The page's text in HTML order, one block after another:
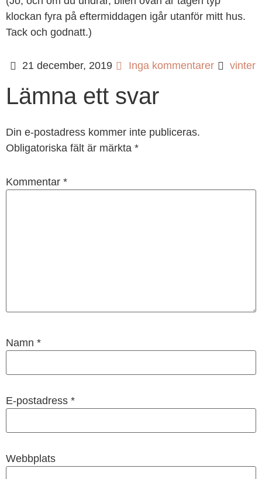
klockan fyra på eftermiddagen igår utanför mitt hus.
Tack och godnatt.)
21 december, 2019 Inga kommentarer vinter
Lämna ett svar
Din e-postadress kommer inte publiceras.
Obligatoriska fält är märkta *
Kommentar *
Namn *
E-postadress *
Webbplats